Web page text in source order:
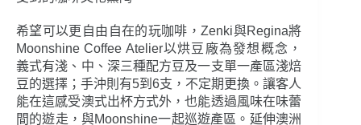
希望可以更自由自在的玩咖啡，Zenki與Regina將
Moonshine Coffee Atelier以烘豆廠為發想概念，
義式有淺、中、深三種配方豆及一支單一產區淺焙
豆的選擇；手沖則有5到6支，不定期更換。讓客人
能在這感受澳式出杯方式外，也能透過風味在味蕾
間的遊走，與Moonshine一起巡遊產區。延伸澳洲